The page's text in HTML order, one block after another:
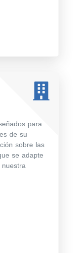
para
de su
sobre las
se adapte